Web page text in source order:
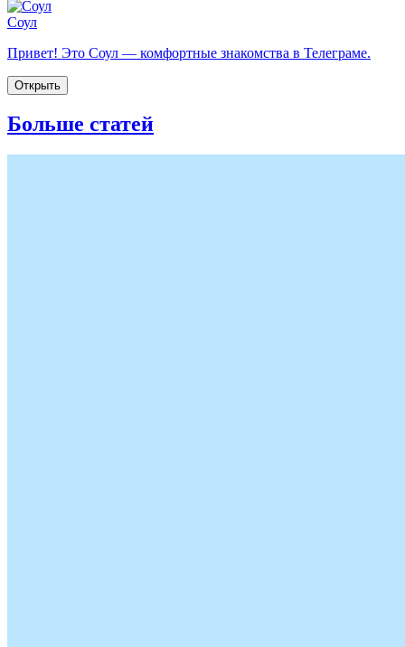
Соул
Привет! Это Соул — комфортные знакомства в Телеграме.
Открыть
Больше статей